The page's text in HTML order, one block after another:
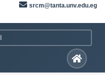
srcm@tanta.unv.edu.eg